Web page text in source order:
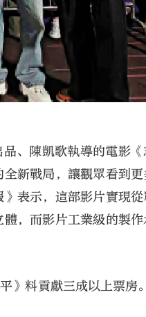
、陳凱歌執導的電影
新戰局，讓觀眾看到
表示，這部影片實現從
，而影片工業級的製
》料貢獻三成以上票房